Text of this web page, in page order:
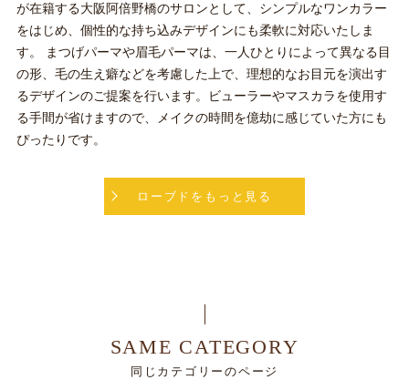
が在籍する大阪阿倍野橋のサロンとして、シンプルなワンカラー
をはじめ、個性的な持ち込みデザインにも柔軟に対応いたしま
す。 まつげパーマや眉毛パーマは、一人ひとりによって異なる目
の形、毛の生え癖などを考慮した上で、理想的なお目元を演出す
るデザインのご提案を行います。ビューラーやマスカラを使用す
る手間が省けますので、メイクの時間を億劫に感じていた方にも
ぴったりです。
ローブドをもっと見る
同じカテゴリーのページ
SAME CATEGORY